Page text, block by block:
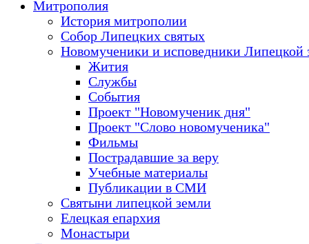
Митрополия
История митрополии
Собор Липецких святых
Новомученики и исповедники Липецкой
Жития
Службы
События
Проект "Новомученик дня"
Проект "Слово новомученика"
Фильмы
Пострадавшие за веру
Учебные материалы
Публикации в СМИ
Святыни липецкой земли
Елецкая епархия
Монастыри